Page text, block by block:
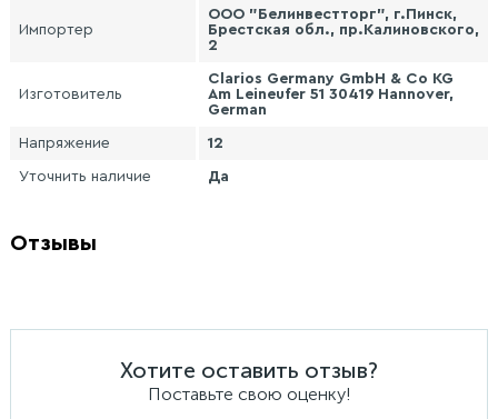
Импортер
ООО "Белинвестторг", г.Пинск,
Брестская обл., пр.Калиновского,
2
Изготовитель
Clarios Germany GmbH & Co KG
Am Leineufer 51 30419 Hannover,
German
Напряжение 12
Уточнить наличие Да
Отзывы
Хотите оставить отзыв?
Поставьте свою оценку!